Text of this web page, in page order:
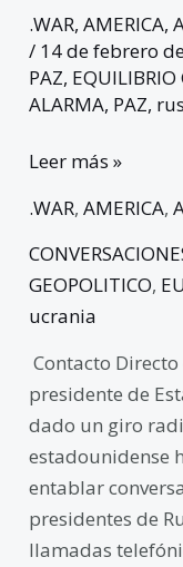
.WAR,AMERICA,
/ 14 de febrero
PAZ, EQUILIBRIO
ALARMA, PAZ,
Leer más »
.WAR,AMERICA,
GEOPOLITICO,
ucrania
Contacto
presidente de
dado un giro
estadounidense
entablar
presidentes de
llamadas